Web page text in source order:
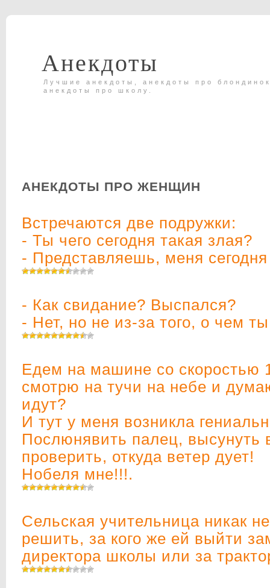
Анекдоты
Лучшие анекдоты, анекдоты про
анекдоты про школу.
АНЕКДОТЫ ПРО ЖЕНЩИН
Встречаются две подружки:
- Ты чего сегодня такая злая?
- Представляешь, меня
- Как свидание? Выспался?
- Нет, но не из-за того, о чем
Едем на машине со скоростью
смотрю на тучи на небе и
идут?
И тут у меня возникла
Послюнявить палец, высунуть
проверить, откуда ветер дует!
Нобеля мне!!!.
Сельская учительница никак
решить, за кого же ей выйти
директора школы или за